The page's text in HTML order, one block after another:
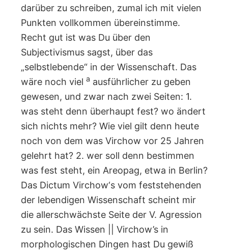
darüber zu schreiben, zumal ich mit vielen
Punkten vollkommen übereinstimme.
Recht gut ist was Du über den
Subjectivismus sagst, über das
„selbstlebende“ in der Wissenschaft. Das
wäre noch viel a ausführlicher zu geben
gewesen, und zwar nach zwei Seiten: 1.
was steht denn überhaupt fest? wo ändert
sich nichts mehr? Wie viel gilt denn heute
noch von dem was Virchow vor 25 Jahren
gelehrt hat? 2. wer soll denn bestimmen
was fest steht, ein Areopag, etwa in Berlin?
Das Dictum Virchow‘s vom feststehenden
der lebendigen Wissenschaft scheint mir
die allerschwächste Seite der V. Agression
zu sein. Das Wissen || Virchow’s in
morphologischen Dingen hast Du gewiß